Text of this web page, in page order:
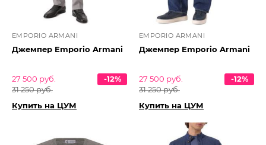
EMPORIO ARMANI
Джемпер Emporio Armani
27 500 руб.
31 250 руб.
-12%
Купить на ЦУМ
EMPORIO ARMANI
Джемпер Emporio Armani
27 500 руб.
31 250 руб.
-12%
Купить на ЦУМ